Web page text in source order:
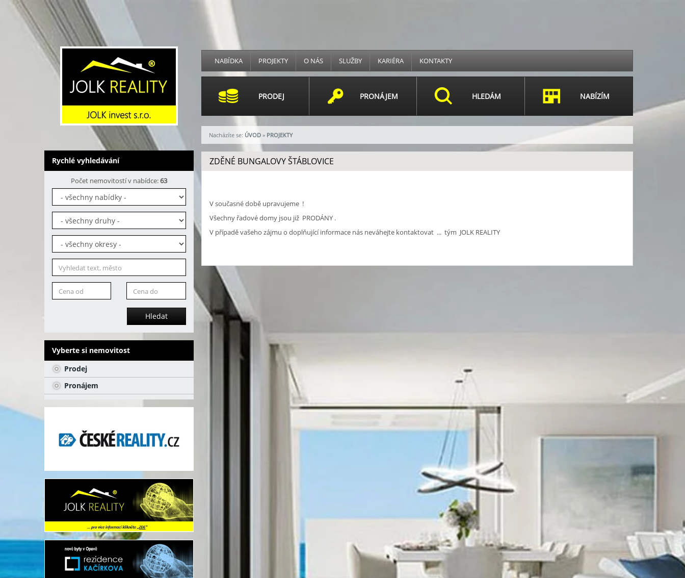
NABÍDKA PROJEKTY O NÁS SLUŽBY KARIÉRA KONTAKTY
PRODEJ PRONÁJEM HLEDÁM NABÍZÍM
Rychlé vyhledávání
Počet nemovitostí v nabídce:63
Hledat
Vyberte si nemovitost
Prodej
Pronájem
Nacházíte se: ÚVOD » PROJEKTY
ZDĚNÉ BUNGALOVY ŠTÁBLOVICE
V současné době upravujeme !
Všechny řadové domy jsou již PRODÁNY .
V případě vašeho zájmu o doplňující informace nás neváhejte kontaktovat ... tým JOLK REALITY